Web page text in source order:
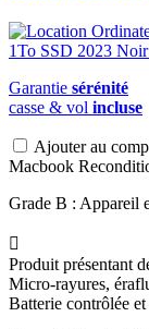
Garantie sérénité
casse & vol incluse
Ajouter au
Macbook
Grade B : Appareil

Produit présentant
Micro-rayures,
Batterie contrôlée